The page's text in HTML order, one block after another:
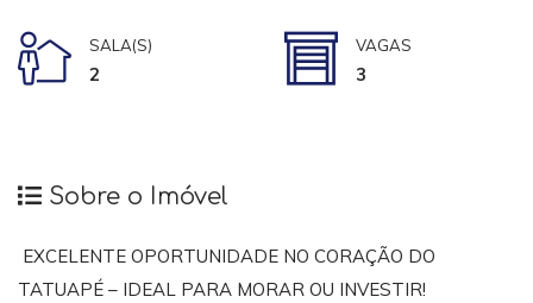
SALA(S)
2
VAGAS
3
Sobre o Imóvel
EXCELENTE OPORTUNIDADE NO CORAÇÃO DO
TATUAPÉ – IDEAL PARA MORAR OU INVESTIR!